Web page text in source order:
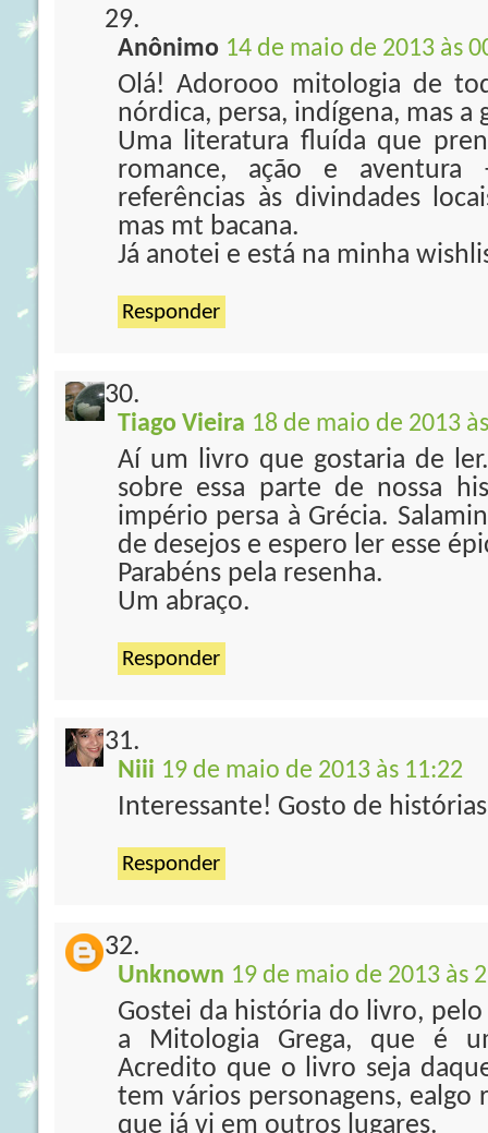
Anônimo 14 de maio de 2013 às
Olá! Adorooo mitologia de
nórdica, persa, indígena, mas a
Uma literatura fluída que
romance, ação e aventura
referências às divindades
mas mt bacana.
Já anotei e está na minha
Responder
Tiago Vieira 18 de maio de 2013
Aí um livro que gostaria de
sobre essa parte de nossa
império persa à Grécia.
de desejos e espero ler esse
Parabéns pela resenha.
Um abraço.
Responder
Niii 19 de maio de 2013 às 11:22
Interessante! Gosto de
Responder
Unknown 19 de maio de 2013 às
Gostei da história do livro,
a Mitologia Grega, que é
Acredito que o livro seja
tem vários personagens, ealgo
que já vi em outros lugares.